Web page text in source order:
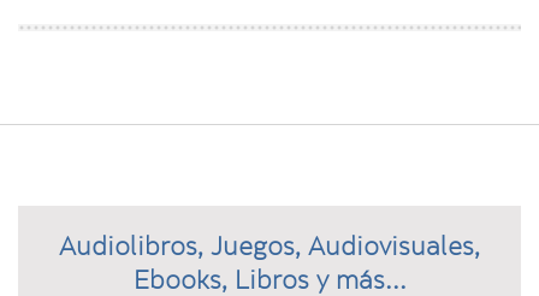
Audiolibros, Juegos, Audiovisuales,
Ebooks, Libros y más...